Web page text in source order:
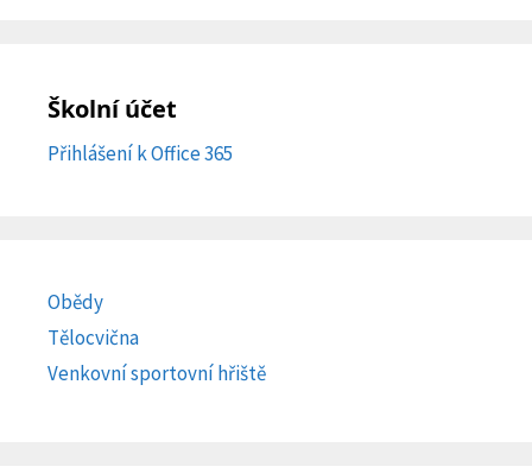
Školní účet
Přihlášení k Office 365
Obědy
Tělocvična
Venkovní sportovní hřiště